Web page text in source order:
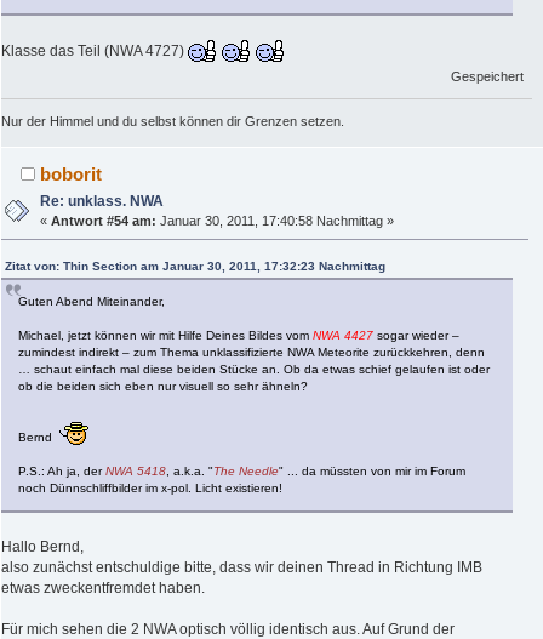
Klasse das Teil (NWA 4727)
Gespeichert
Nur der Himmel und du selbst können dir Grenzen setzen.
boborit
Re: unklass. NWA
«Antwort #54 am: Januar 30, 2011, 17:40:58 Nachmittag »
Zitat von: Thin Section am Januar 30, 2011, 17:32:23 Nachmittag
Guten Abend Miteinander,
Michael, jetzt können wir mit Hilfe Deines Bildes vom NWA 4427 sogar wieder –
zumindest indirekt – zum Thema unklassifizierte NWA Meteorite zurückkehren, denn
… schaut einfach mal diese beiden Stücke an. Ob da etwas schief gelaufen ist oder
ob die beiden sich eben nur visuell so sehr ähneln?
Bernd
P.S.: Ah ja, derNWA 5418 , a.k.a. "The Needle" ... da müssten von mir im Forum
noch Dünnschliffbilder im x-pol. Licht existieren!
Hallo Bernd,
also zunächst entschuldige bitte, dass wir deinen Thread in Richtung IMB
etwas zweckentfremdet haben.
Für mich sehen die 2 NWA optisch völlig identisch aus. Auf Grund der